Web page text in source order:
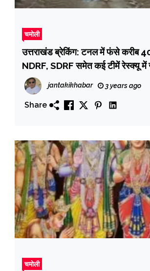
चमोली
उत्तराखंड ब्रेकिंग: टनल में फंसे करीब
NDRF, SDRF समेत कई टीमें रेस्क्यू में
jantakikhabar 3 years ago
Share
चमोली